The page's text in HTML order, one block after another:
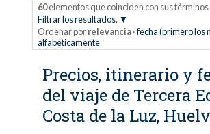
60elementos que coinciden con sus
Filtrar los resultados.
Ordenar por relevancia ·fecha (primero los
alfabéticamente
Precios, itinerario y
del viaje de Tercera
Costa de la Luz,